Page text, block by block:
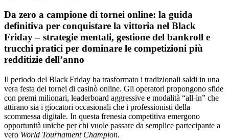
Da zero a campione di tornei online: la guida
definitiva per conquistare la vittoria nel Black
Friday – strategie mentali, gestione del bankroll e
trucchi pratici per dominare le competizioni più
redditizie dell’anno
Il periodo del Black Friday ha trasformato i tradizionali saldi in una
vera festa dei tornei di casinò online. Gli operatori propongono sfide
con premi milionari, leaderboard aggressive e modalità “all‑in” che
attirano sia i giocatori occasionali che i professionisti della
scommessa digitale. In questa frenesia competitiva emergono
opportunità uniche per chi vuole passare da semplice partecipante a
vero World Tournament Champion.